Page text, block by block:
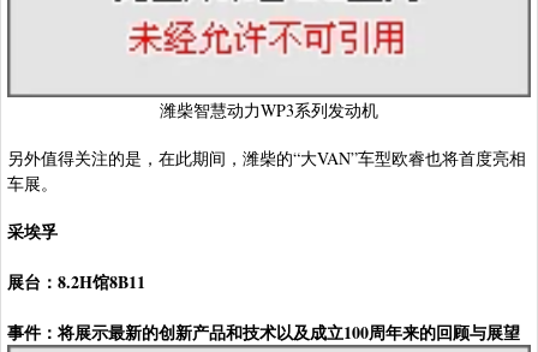
潍柴智慧动力WP3系列发动机
另外值得关注的是，在此期间，潍柴的“大VAN”车型欧睿也将首度亮相
车展。
采埃孚
展台：8.2H馆8B11
事件：将展示最新的创新产品和技术以及成立100周年来的回顾与展望